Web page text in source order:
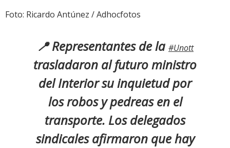
Foto: Ricardo Antúnez / Adhocfotos
📍 Representantes de la #Unott
trasladaron al futuro ministro
del Interior su inquietud por
los robos y pedreas en el
transporte. Los delegados
sindicales afirmaron que hay